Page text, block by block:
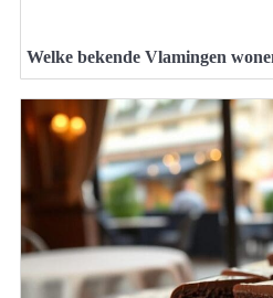
Welke bekende Vlamingen